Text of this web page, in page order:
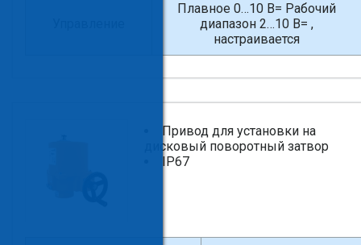
Плавное 0…10 В= Рабочий
диапазон 2…10 В= ,
настраивается
Привод для установки на
дисковый поворотный затвор
IP67